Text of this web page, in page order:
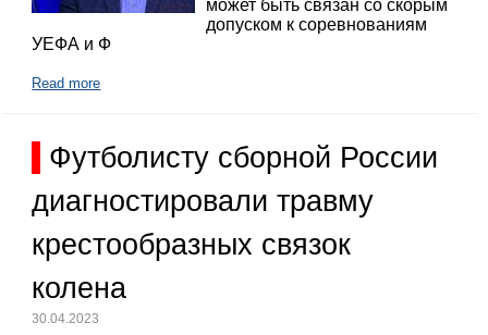
может быть связан со скорым
допуском к соревнованиям
УЕФА и Ф
Read more
Футболисту сборной России
диагностировали травму
крестообразных связок
колена
30.04.2023